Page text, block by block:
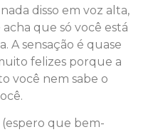
disso em voz alta,
que só você está
A sensação é quase
felizes porque a
você nem sabe o
que bem-